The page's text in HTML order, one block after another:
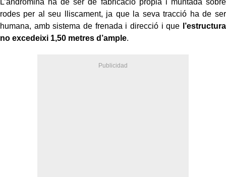
L’andròmina ha de ser de fabricació pròpia i muntada sobre
rodes per al seu lliscament, ja que la seva tracció ha de ser
humana, amb sistema de frenada i direcció i que l’estructura
no excedeixi 1,50 metres d’ample.